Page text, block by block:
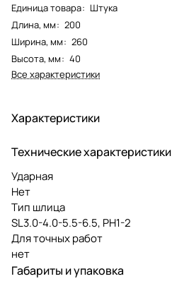
Единица товара: Штука
Длина, мм: 200
Ширина, мм: 260
Высота, мм: 40
Все характеристики
Характеристики
Технические характеристики
Ударная
Нет
Тип шлица
SL3.0-4.0-5.5-6.5, PH1-2
Для точных работ
нет
Габариты и упаковка